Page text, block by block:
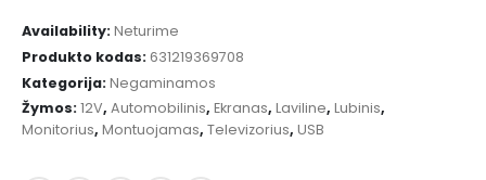
Availability: Neturime
Produkto kodas: 631219369708
Kategorija: Negaminamos
Žymos: 12V, Automobilinis, Ekranas, Laviline, Lubinis,
Monitorius, Montuojamas, Televizorius, USB